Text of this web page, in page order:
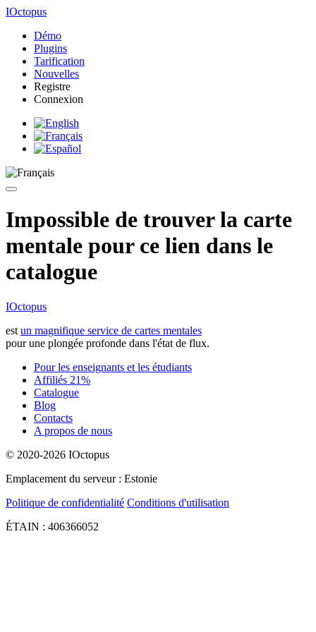
IOctopus
Démo
Plugins
Tarification
Nouvelles
Registre
Connexion
Impossible de trouver la carte
mentale pour ce lien dans le
catalogue
IOctopus
est un magnifique service de cartes mentales
pour une plongée profonde dans l'état de flux.
Pour les enseignants et les étudiants
Affiliés 21%
Catalogue
Blog
Contacts
A propos de nous
© 2020-2026 IOctopus
Emplacement du serveur : Estonie
Politique de confidentialité Conditions d'utilisation
ÉTAIN : 406366052